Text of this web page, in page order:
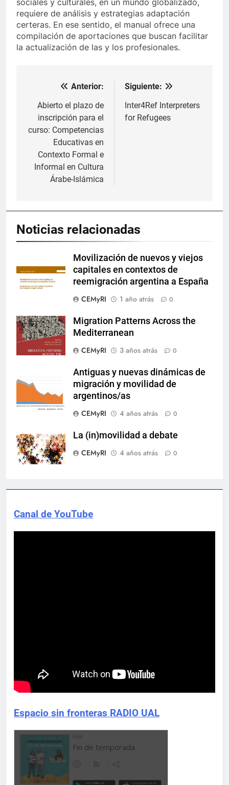
requiere de análisis y estrategias adaptación
certeras. En ese sentido, el manual ofrece una
compilación de aportaciones que buscan facilitar
la actualización de las y los profesionales.
Navegación
de
entradas
Anterior:
Abierto el plazo de
inscripción para el
curso: Competencias
Educativas en
Contexto Formal e
Informal en Cultura
Árabe-Islámica
Siguiente:
Inter4Ref Interpreters
for Refugees
Noticias relacionadas
Movilización de nuevos y viejos
capitales en contextos de
reemigración argentina a España
CEMyRI
1 año atrás 0
Migration Patterns Across the
Mediterranean
CEMyRI
3 años atrás 0
Antiguas y nuevas dinámicas de
migración y movilidad de
argentinos/as
CEMyRI
4 años atrás 0
La (in)movilidad a debate
CEMyRI
4 años atrás 0
Canal de YouTube
Espacio sin fronteras RADIO UAL